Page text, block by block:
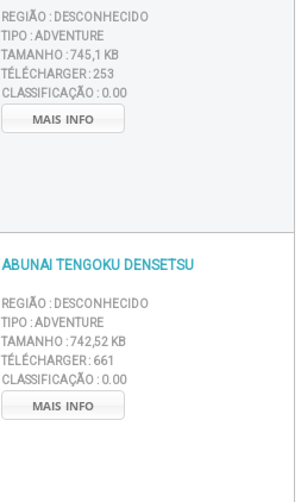
REGIÃO : DESCONHECIDO
TIPO :ADVENTURE
TAMANHO :745,1 KB
TÉLÉCHARGER :253
CLASSIFICAÇÃO : 0.00
MAIS INFO
ABUNAI TENGOKU DENSETSU
REGIÃO : DESCONHECIDO
TIPO :ADVENTURE
TAMANHO :742,52 KB
TÉLÉCHARGER : 661
CLASSIFICAÇÃO : 0.00
MAIS INFO